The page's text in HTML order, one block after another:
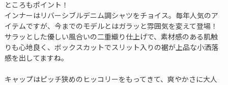
ところもポイント！
インナーはリバーシブルデニム調シャツをチョイス。毎年人気のア
イテムですが、今までのモデルとはガラッと雰囲気を変えて登場！
サラッとした優しい風合いの二重織り仕上げで、素材感のある肌触
りも心地良く、ボックスカットでスリット入りの裾が上品な小洒落
感を出してますね。
キャップはピッチ狭めのヒッコリーをもってきて、爽やかさに大人